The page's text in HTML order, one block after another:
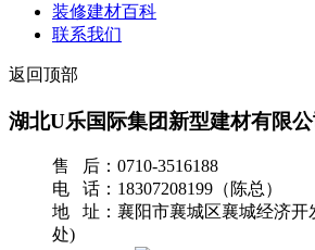
装修建材百科
联系我们
返回顶部
湖北U乐国际集团新型建材有限公
售 后：0710-3516188
电 话：18307208199（陈总）
地 址：襄阳市襄城区襄城经济开
处)